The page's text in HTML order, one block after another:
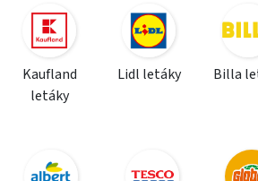
Kaufland
letáky
Lidl letáky Billa